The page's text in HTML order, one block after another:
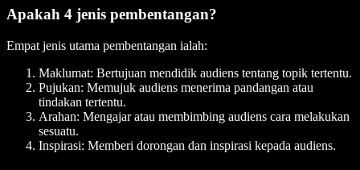
Apakah 4 jenis pembentangan?
Empat jenis utama pembentangan ialah:
Maklumat: Bertujuan mendidik audiens tentang topik tertentu.
Pujukan: Memujuk audiens menerima pandangan atau
tindakan tertentu.
Arahan: Mengajar atau membimbing audiens cara melakukan
sesuatu.
Inspirasi: Memberi dorongan dan inspirasi kepada audiens.